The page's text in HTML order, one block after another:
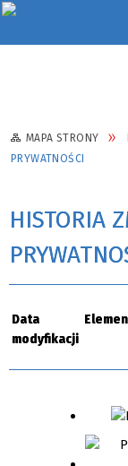
MAPA STRONY
PRYWATNOŚCI
HISTORIA
Data
modyfikacji